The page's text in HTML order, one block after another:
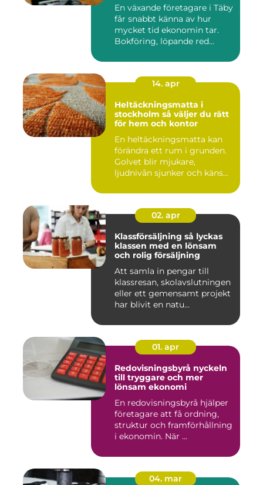
En växande företagare i Täby
får snabbt känna av hur
mycket tid ekonomin tar.
Bokföring, löpande red...
14. apr
Heltäckningsmatta i
stockholm så väljer du rätt
för hem och kontor
En heltäckningsmatta kan
förändra ett rum i grunden.
Golvet blir mjukare,
ljudnivån sjunker och käns...
02. apr
Klassförsäljning så lyckas
klassen med en lönsam
och rolig försäljning
Att samla in pengar till
klassresan, skolavslutningen
eller ett gemensamt projekt
har blivit en natu...
01. apr
Redovisningsbyrå nyckeln
till tryggare och mer
lönsam ekonomi
En redovisningsbyrå hjälper
företagare att få ordning,
struktur och framförhållning
i ekonomin. När ...
04. mar